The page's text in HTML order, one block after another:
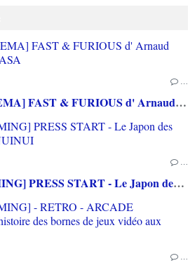
…
[REVUE LIVRE CINEMA] FAST & FURIOUS d' Arnaud BRIAND aux éditions CASA
…
[REVUE LIVRE GAMING] PRESS START - Le Japon des jeux vidéo aux éditions NUINUI
…